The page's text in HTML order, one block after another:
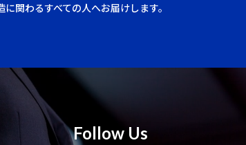
関わるすべての人へお届けします。
Follow Us